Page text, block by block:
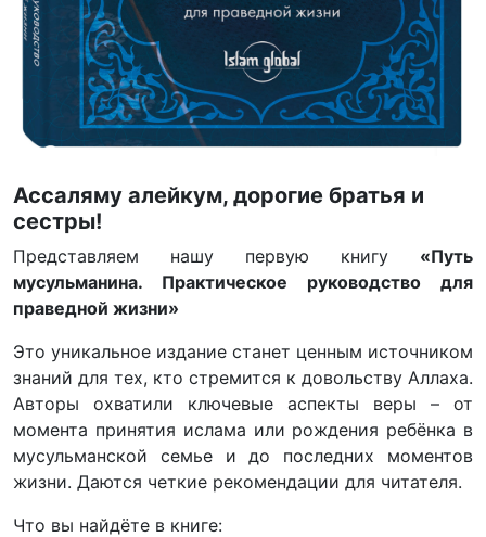
Ассаляму алейкум, дорогие братья и
сестры!
Представляем нашу первую книгу «Путь
мусульманина. Практическое руководство для
праведной жизни»
Это уникальное издание станет ценным источником
знаний для тех, кто стремится к довольству Аллаха.
Авторы охватили ключевые аспекты веры – от
момента принятия ислама или рождения ребёнка в
мусульманской семье и до последних моментов
жизни. Даются четкие рекомендации для читателя.
Что вы найдёте в книге: